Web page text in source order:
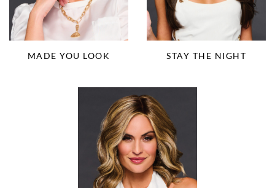
MADE YOU LOOK STAY THE NIGHT